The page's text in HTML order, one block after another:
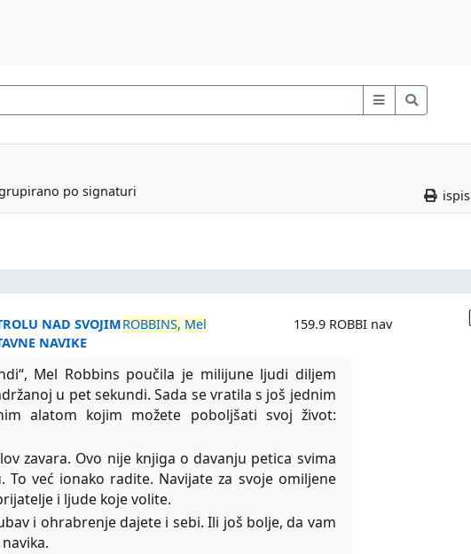
po signaturi ispis
NAD SVOJIM
NAVIKE
ROBBINS, Mel 159.9 ROBBI nav
Mel Robbins poučila je milijune ljudi diljem
u pet sekundi. Sada se vratila s još jednim
alatom kojim možete poboljšati svoj život:
zavara. Ovo nije knjiga o davanju petica svima
To već ionako radite. Navijate za svoje omiljene
i ljude koje volite.
i ohrabrenje dajete i sebi. Ili još bolje, da vam